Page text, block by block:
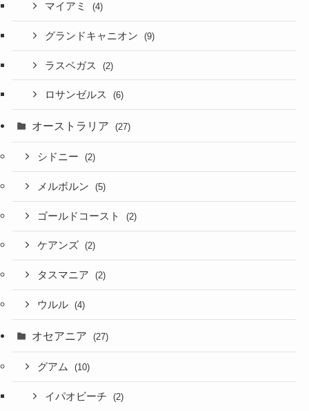
マイアミ (4)
グランドキャニオン (9)
ラスベガス (2)
ロサンゼルス (6)
オーストラリア (27)
シドニー (2)
メルボルン (5)
ゴールドコースト (2)
ケアンズ (2)
タスマニア (2)
ウルル (4)
オセアニア (27)
グアム (10)
イパオビーチ (2)